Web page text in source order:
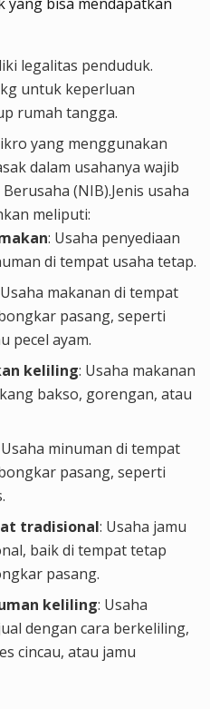
legalitas penduduk.
untuk keperluan
rumah tangga.
yang menggunakan
dalam usahanya wajib
(NIB).Jenis usaha
meliputi:
: Usaha penyediaan
di tempat usaha tetap.
makanan di tempat
pasang, seperti
pecel ayam.
keliling: Usaha makanan
bakso, gorengan, atau
minuman di tempat
pasang, seperti
tradisional: Usaha jamu
baik di tempat tetap
pasang.
keliling: Usaha
dengan cara berkeliling,
cincau, atau jamu